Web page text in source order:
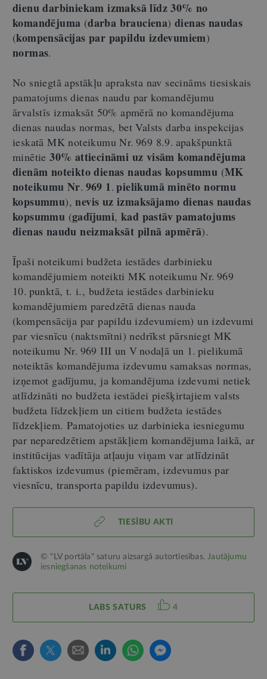
dienu darbiniekam izmaksā līdz 30% no
komandējuma (darba brauciena) dienas naudas
(kompensācijas par papildu izdevumiem)
normas.
No sniegtā apstākļu apraksta nav secināms tiesiskais
pamatojums dienas naudu par komandējumu
ārvalstīs izmaksāt 50% apmērā no komandējuma
dienas naudas normas, betValsts darba inspekcijas
ieskatā MK noteikumu Nr. 969 8.9. apakšpunktā
minētie30% attiecināmi uz visām komandējuma
dienām noteikto dienas naudas kopsummu (MK
noteikumu Nr. 969 1. pielikumā minēto normu
kopsummu), nevis uz izmaksājamo dienas naudas
kopsummu (gadījumi, kad pastāv pamatojums
dienas naudu neizmaksāt pilnā apmērā).
Īpaši noteikumi budžeta iestādes darbinieku
komandējumiem noteikti MK noteikumu Nr. 969
10. punktā, t. i., budžeta iestādes darbinieku
komandējumiem paredzētā dienas nauda
(kompensācija par papildu izdevumiem) un izdevumi
par viesnīcu (naktsmītni) nedrīkst pārsniegt MK
noteikumu Nr. 969 III un V nodaļā un 1. pielikumā
noteiktās komandējuma izdevumu samaksas normas,
izņemot gadījumu, ja komandējuma izdevumi netiek
atlīdzināti no budžeta iestādei piešķirtajiem valsts
budžeta līdzekļiem un citiem budžeta iestādes
līdzekļiem. Pamatojoties uz darbinieka iesniegumu
par neparedzētiem apstākļiem komandējuma laikā, ar
institūcijas vadītāja atļauju viņam var atlīdzināt
faktiskos izdevumus (piemēram, izdevumus par
viesnīcu, transporta papildu izdevumus).
TIESĪBU AKTI
© "LV portāla" saturu aizsargā autortiesības.Jautājumu
iesniegšanas noteikumi
LABS SATURS 4